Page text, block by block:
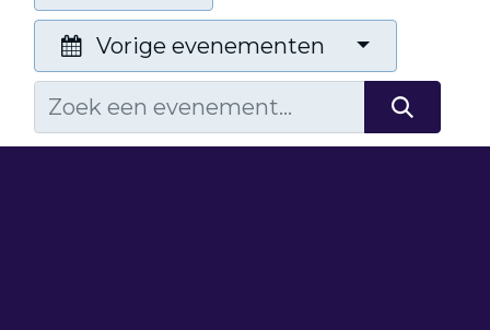
Vorige evenementen